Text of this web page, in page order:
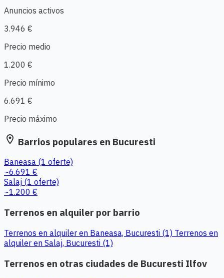
Anuncios activos
3.946 €
Precio medio
1.200 €
Precio mínimo
6.691 €
Precio máximo
location_on Barrios populares en Bucuresti
Baneasa (1 oferte)
~6.691 €
Salaj (1 oferte)
~1.200 €
Terrenos en alquiler por barrio
Terrenos en alquiler en Baneasa, Bucuresti (1) Terrenos en
alquiler en Salaj, Bucuresti (1)
Terrenos en otras ciudades de Bucuresti Ilfov